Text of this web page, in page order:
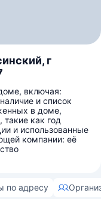
г
включая:
и список
в доме,
такие как год
и использованные
компании: её
по адресу